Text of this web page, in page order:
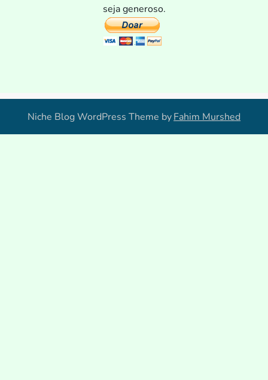
seja generoso.
Niche Blog WordPress Theme byFahim Murshed